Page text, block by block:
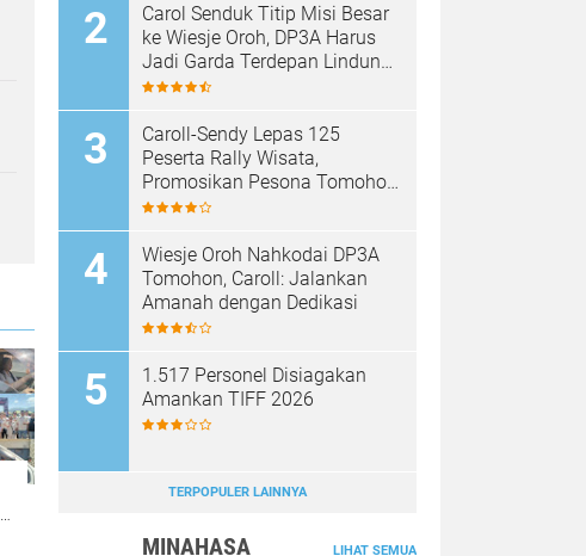
Carol Senduk Titip Misi Besar
ke Wiesje Oroh, DP3A Harus
Jadi Garda Terdepan Lindungi
Perempuan dan Anak
Caroll-Sendy Lepas 125
Peserta Rally Wisata,
Promosikan Pesona Tomohon
Jelang TIFF 2026
Wiesje Oroh Nahkodai DP3A
Tomohon, Caroll: Jalankan
Amanah dengan Dedikasi
1.517 Personel Disiagakan
Amankan TIFF 2026
TERPOPULER LAINNYA
MINAHASA LIHAT SEMUA